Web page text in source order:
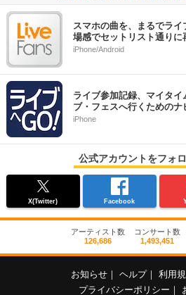
スマホの曲を、まるでラ
場感でセットリスト通りに
iPhone/Android
ライブ参加記録、マイタ
ブ・フェスへ行くためのナ
iPhone
公式アカウントをフォ
X(Twitter) Facebook
アーティスト数
126,686
コンサート数
1,493,451
お知らせ ヘルプ 利用
プライバシーポリシー